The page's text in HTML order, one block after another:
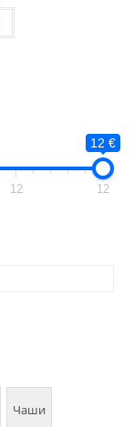
12 €
12 12
Чаши